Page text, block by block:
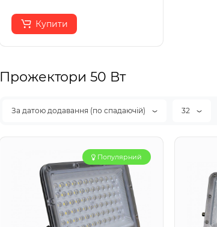
Купити
Прожектори 50 Вт
За датою додавання (по спадаючій) 32
Популярний